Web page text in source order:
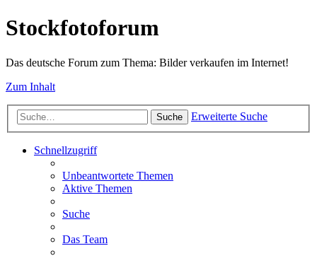
Stockfotoforum
Das deutsche Forum zum Thema: Bilder verkaufen im Internet!
Zum Inhalt
Suche Erweiterte Suche
Schnellzugriff
Unbeantwortete Themen
Aktive Themen
Suche
Das Team